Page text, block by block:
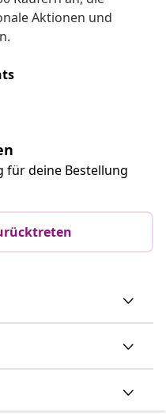
Aktionen und
für deine Bestellung